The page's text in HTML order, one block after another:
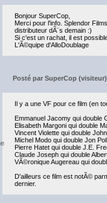
Bonjour SuperCop,
Merci pour l'info. Splendor
distributeur dÃ¨s demain :)
Si c'est un rachat, il est
L'Ã©quipe d'AlloDoublage
Posté par SuperCop (visiteur)
Il y a une VF pour ce film (en
Emmanuel Jacomy qui double
Elisabeth Margoni qui double
Vincent Violette qui double
Michel Modo qui double Jon
Pierre Hatet qui double J.E.
Claude Joseph qui double
VÃ©ronique Augereau qui
D'ailleurs ce film est notÃ©
dernier.